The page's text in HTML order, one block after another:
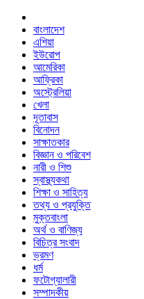
বাংলাদেশ
এশিয়া
ইউরোপ
আমেরিকা
আফ্রিকা
অস্ট্রেলিয়া
খেলা
দূতাবাস
বিনোদন
সাক্ষাতকার
বিজ্ঞান ও পরিবেশ
নারী ও শিশু
স্বাস্থ্যকথা
শিক্ষা ও সাহিত্য
তথ্য ও প্রযুক্তি
মুক্তবাংলা
অর্থ ও বাণিজ্য
বিচিত্র সংবাদ
ভ্রমণ
ধর্ম
ফটোগ্যালারী
সম্পাদকীয়